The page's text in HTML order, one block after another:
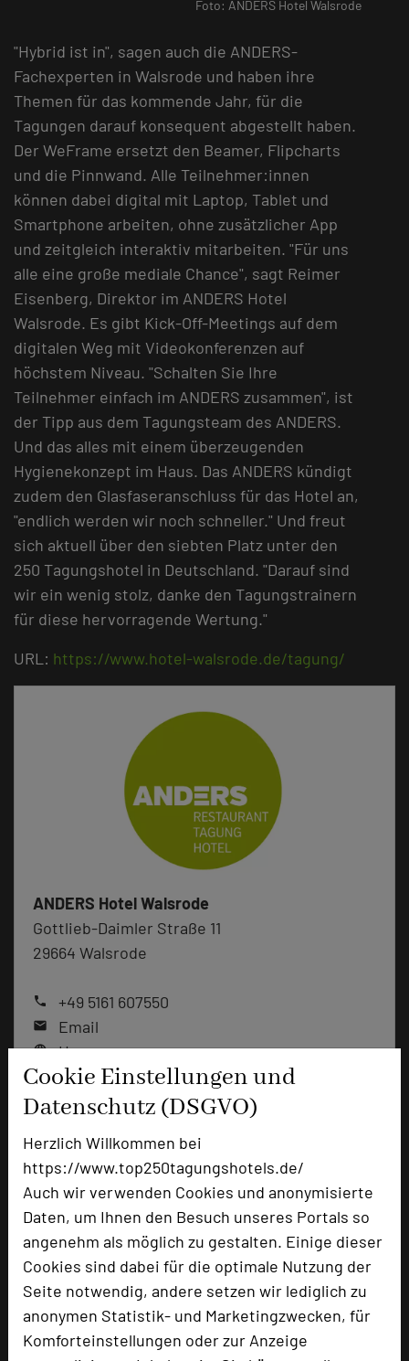
Cookie Einstellungen und
Datenschutz (DSGVO)
Herzlich Willkommen bei
https://www.top250tagungshotels.de/
Auch wir verwenden Cookies und anonymisierte
Daten, um Ihnen den Besuch unseres Portals so
angenehm als möglich zu gestalten. Einige dieser
Cookies sind dabei für die optimale Nutzung der
Seite notwendig, andere setzen wir lediglich zu
anonymen Statistik- und Marketingzwecken, für
Komforteinstellungen oder zur Anzeige
Foto: ANDERS Hotel Walsrode
"Hybrid ist in", sagen auch die ANDERS-
Fachexperten in Walsrode und haben ihre
Themen für das kommende Jahr, für die
Tagungen darauf konsequent abgestellt haben.
Der WeFrame ersetzt den Beamer, Flipcharts
und die Pinnwand. Alle Teilnehmer:innen
können dabei digital mit Laptop, Tablet und
Smartphone arbeiten, ohne zusätzlicher App
und zeitgleich interaktiv mitarbeiten. "Für uns
alle eine große mediale Chance", sagt Reimer
Eisenberg, Direktor im ANDERS Hotel
Walsrode. Es gibt Kick-Off-Meetings auf dem
digitalen Weg mit Videokonferenzen auf
höchstem Niveau. "Schalten Sie Ihre
Teilnehmer einfach im ANDERS zusammen", ist
der Tipp aus dem Tagungsteam des ANDERS.
Und das alles mit einem überzeugenden
Hygienekonzept im Haus. Das ANDERS kündigt
zudem den Glasfaseranschluss für das Hotel an,
"endlich werden wir noch schneller." Und freut
sich aktuell über den siebten Platz unter den
250 Tagungshotel in Deutschland. "Darauf sind
wir ein wenig stolz, danke den Tagungstrainern
für diese hervorragende Wertung."
URL: https://www.hotel-walsrode.de/tagung/
ANDERS Hotel Walsrode
Gottlieb-Daimler Straße 11
29664 Walsrode
phone +49 5161 607550
mail Email
language Homepage
zur Tagungsanfrage hinzufügen
Bewertung
Tagungsplaner
Tagungsteilnehmer